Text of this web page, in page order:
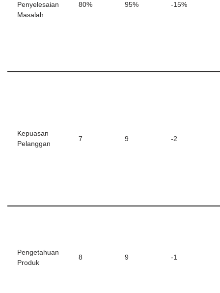
Penyelesaian
Masalah
80% 95% -15%
Kepuasan
Pelanggan
7 9 -2
Pengetahuan
Produk
8 9 -1